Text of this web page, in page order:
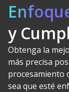
y
Obtenga la
más precisa
procesamiento
sea que esté
sentido
Explore